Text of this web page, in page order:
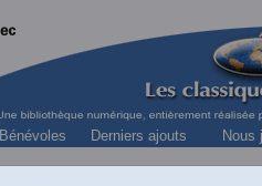
Bénévoles Derniers ajouts Nous